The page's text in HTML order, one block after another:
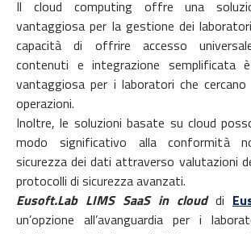
Il cloud computing offre una
vantaggiosa per la gestione dei
capacità di offrire accesso
contenuti e integrazione semplificata
vantaggiosa per i laboratori che
operazioni.
Inoltre, le soluzioni basate su cloud
modo significativo alla conformità
sicurezza dei dati attraverso valutazioni
protocolli di sicurezza avanzati.
Eusoft.Lab LIMS SaaS in cloud di
un’opzione all’avanguardia per i